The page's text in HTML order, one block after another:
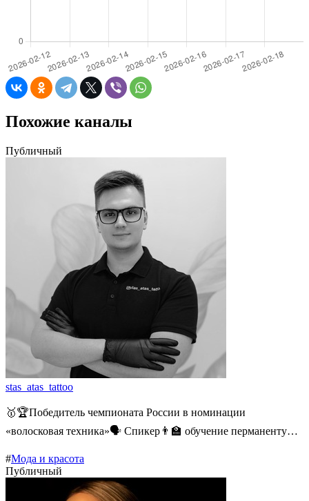
Похожие каналы
Публичный
stas_atas_tattoo
🥇🏆Победитель чемпионата России в номинации
«волосковая техника»🗣️ Спикер👨‍🏫 обучение перманенту…
#Мода и красота
Публичный